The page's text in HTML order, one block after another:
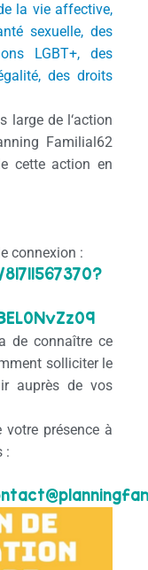
la vie affective,
sexuelle, des
LGBT+, des
des droits
large de ‘action
Familial62
cette action en
connexion :
81711567370?
09
de connaître ce
solliciter le
auprès de vos
présence à
: